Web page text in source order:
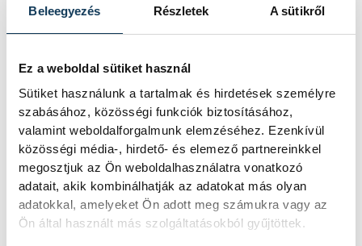
Beleegyezés Részletek A sütikről
Ez a weboldal sütiket használ
Sütiket használunk a tartalmak és hirdetések személyre
szabásához, közösségi funkciók biztosításához,
valamint weboldalforgalmunk elemzéséhez. Ezenkívül
közösségi média-, hirdető- és elemező partnereinkkel
megosztjuk az Ön weboldalhasználatra vonatkozó
adatait, akik kombinálhatják az adatokat más olyan
adatokkal, amelyeket Ön adott meg számukra vagy az
Ön által használt más szolgáltatásokból gyűjtöttek.
egy animációs művész szemszögéből is
megismerhetjük a hulladéktermelés és az
újrahasznosítás témaköreit. „A kiállítást
majd” - emelték ki a szervezők.
A művészeti célú újrahasznosítás fő
alapanyagait biztosító óriás
gyűjtőpontokat az informatív kiállítással
és hulladékgyűjtési kisokossal még